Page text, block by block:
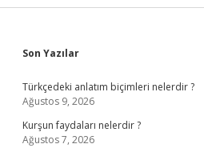
Sidebar
Son Yazılar
Türkçedeki anlatım biçimleri nelerdir ?
Ağustos 9, 2026
Kurşun faydaları nelerdir ?
Ağustos 7, 2026